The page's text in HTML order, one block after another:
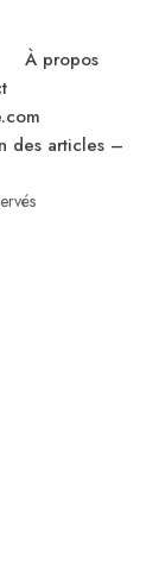
À propos
des articles –